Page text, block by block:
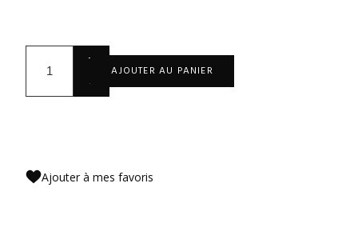
+
-
AJOUTER AU PANIER
Ajouter à mes favoris